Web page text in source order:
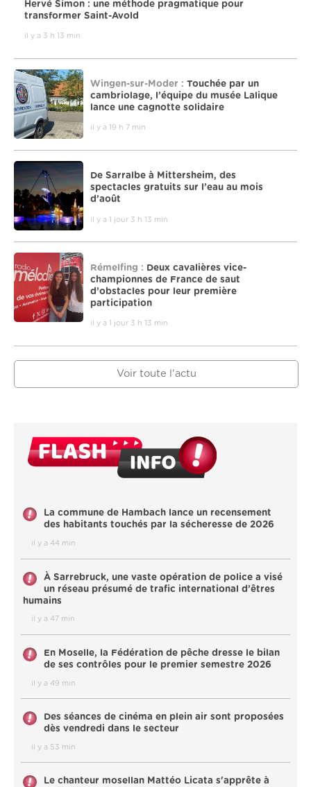
Hervé Simon : une méthode pragmatique pour
transformer Saint-Avold
il y a 3 h 13 min
Wingen-sur-Moder : Touchée par un
cambriolage, l’équipe du musée Lalique
lance une cagnotte solidaire
il y a 19 h 7 min
De Sarralbe à Mittersheim, des
spectacles gratuits sur l’eau au mois
d’août
il y a 1 jour 3 h 13 min
Rémelfing : Deux cavalières vice-
championnes de France de saut
d’obstacles pour leur première
participation
il y a 1 jour 3 h 13 min
Voir toute l'actu
La commune de Hambach lance un recensement
des habitants touchés par la sécheresse de 2026
il y a 44 min
À Sarrebruck, une vaste opération de police a visé
un réseau présumé de trafic international d’êtres
humains
il y a 47 min
En Moselle, la Fédération de pêche dresse le bilan
de ses contrôles pour le premier semestre 2026
il y a 49 min
Des séances de cinéma en plein air sont proposées
dès vendredi dans le secteur
il y a 53 min
Le chanteur mosellan Mattéo Licata s'apprête à